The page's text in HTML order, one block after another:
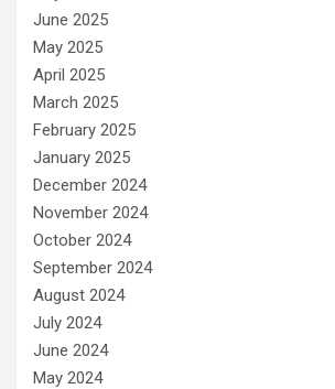
June 2025
May 2025
April 2025
March 2025
February 2025
January 2025
December 2024
November 2024
October 2024
September 2024
August 2024
July 2024
June 2024
May 2024